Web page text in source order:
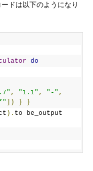
ドは以下のようになり
do
, "1.1" , "-" ,
]) }
}
).